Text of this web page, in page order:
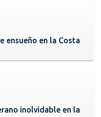
ensueño en la Costa
inolvidable en la